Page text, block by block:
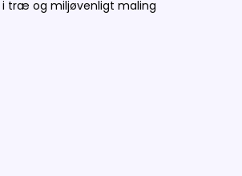
i træ og miljøvenligt maling